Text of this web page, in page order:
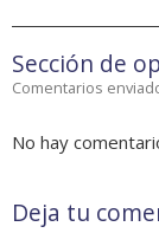
Sección de
Comentarios
No hay
Deja tu